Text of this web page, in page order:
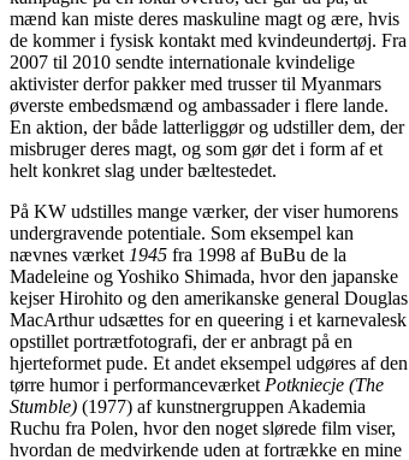
mænd kan miste deres maskuline magt og ære, hvis
de kommer i fysisk kontakt med kvindeundertøj. Fra
2007 til 2010 sendte internationale kvindelige
aktivister derfor pakker med trusser til Myanmars
øverste embedsmænd og ambassader i flere lande.
En aktion, der både latterliggør og udstiller dem, der
misbruger deres magt, og som gør det i form af et
helt konkret slag under bæltestedet.
På KW udstilles mange værker, der viser humorens
undergravende potentiale. Som eksempel kan
nævnes værket 1945 fra 1998 af BuBu de la
Madeleine og Yoshiko Shimada, hvor den japanske
kejser Hirohito og den amerikanske general Douglas
MacArthur udsættes for en queering i et karnevalesk
opstillet portrætfotografi, der er anbragt på en
hjerteformet pude. Et andet eksempel udgøres af den
tørre humor i performanceværket Potkniecje (The
Stumble) (1977) af kunstnergruppen Akademia
Ruchu fra Polen, hvor den noget slørede film viser,
hvordan de medvirkende uden at fortrække en mine